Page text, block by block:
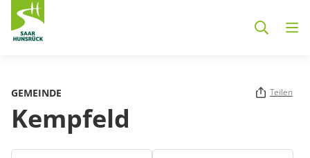
GEMEINDE Teilen
Kempfeld